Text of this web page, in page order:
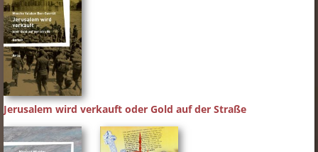
Jerusalem wird verkauft oder Gold auf der Straße